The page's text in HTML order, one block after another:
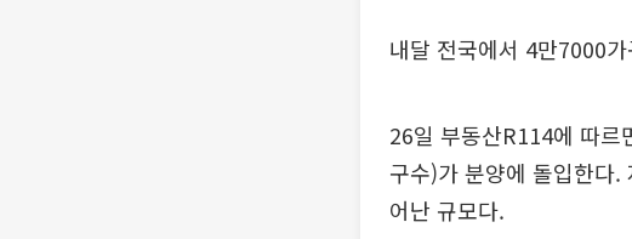
내달 전국에서 4만7000
26일 부동산R114에 따
구수)가 분양에 돌입한다
어난 규모다.